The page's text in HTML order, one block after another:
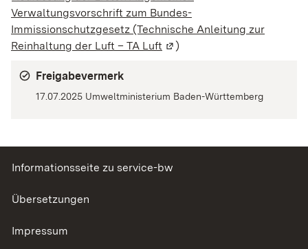
Verwaltungsvorschrift zum Bundes-
Immissionschutzgesetz (Technische Anleitung zur
Reinhaltung der Luft – TA Luft (Wird in einem neuen
)
Freigabevermerk
17.07.2025 Umweltministerium Baden-Württemberg
Informationsseite zu service-bw
Übersetzungen
Impressum